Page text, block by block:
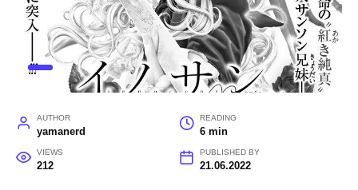
AUTHOR
yamanerd
READING
6 min
VIEWS
212
PUBLISHED BY
21.06.2022